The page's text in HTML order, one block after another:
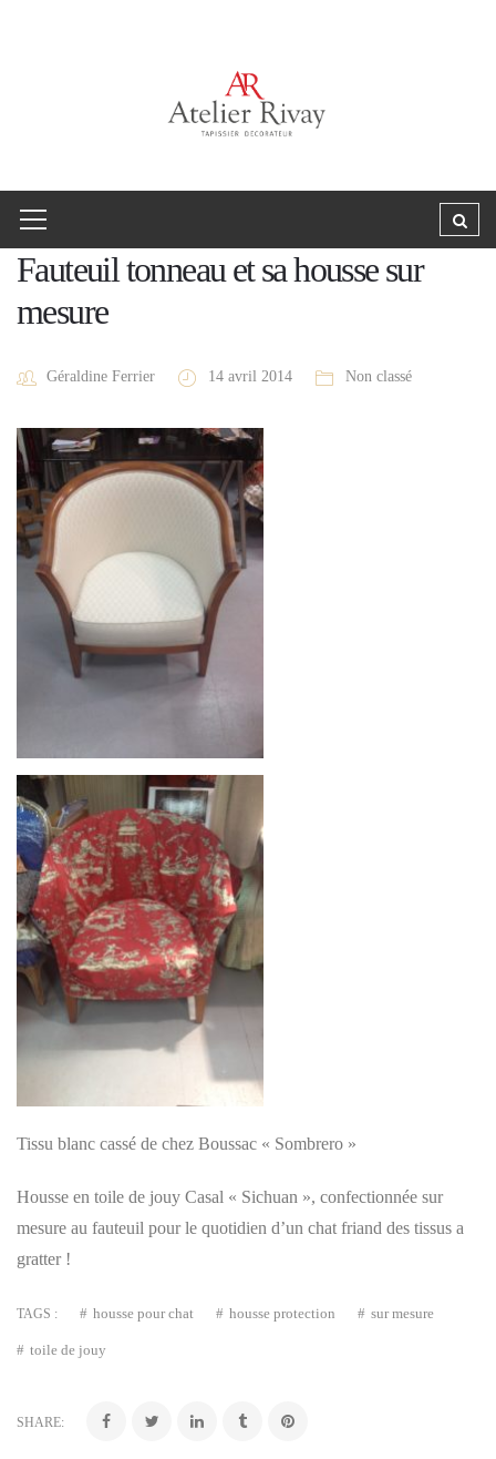
Fauteuil tonneau et sa housse sur
mesure
Géraldine Ferrier 14 avril 2014 Non classé
Tissu blanc cassé de chez Boussac « Sombrero »
Housse en toile de jouy Casal « Sichuan », confectionnée sur
mesure au fauteuil pour le quotidien d’un chat friand des tissus a
gratter !
TAGS : housse pour chat housse protection sur mesure
toile de jouy
SHARE: